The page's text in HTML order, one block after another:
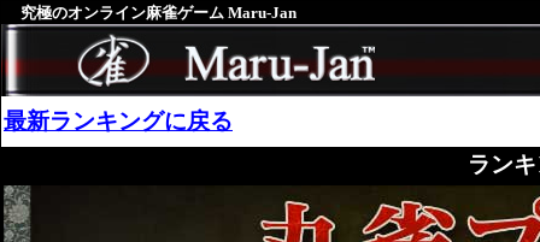
究極のオンライン麻雀ゲーム Maru-Jan
最新ランキングに戻る
ラン